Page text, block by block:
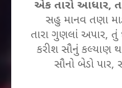
એક તારો આધાર,
સહુ માનવ તણા
તારા ગુણલાં અપાર, તું
કરીશ સૌનું કલ્યાણ
સૌનો બેડો પાર,